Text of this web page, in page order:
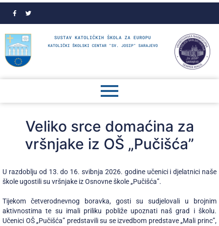
SUSTAV KATOLIČKIH ŠKOLA ZA EUROPU
KATOLIČKI ŠKOLSKI CENTAR "SV. JOSIP" SARAJEVO
Veliko srce domaćina za
vršnjake iz OŠ „Pučišća”
U razdoblju od 13. do 16. svibnja 2026. godine učenici i djelatnici naše
škole ugostili su vršnjake iz Osnovne škole „Pučišća”.
Tijekom četverodnevnog boravka, gosti su sudjelovali u brojnim
aktivnostima te su imali priliku pobliže upoznati naš grad i školu.
Učenici OŠ „Pučišća” predstavili su se izvedbom predstave „Mali princ”,